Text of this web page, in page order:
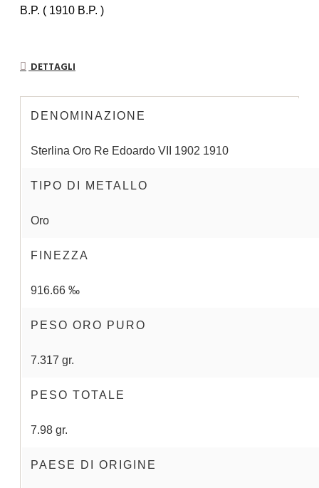
B.P. ( 1910 B.P. )
DETTAGLI
DENOMINAZIONE
Sterlina Oro Re Edoardo VII 1902 1910
TIPO DI METALLO
Oro
FINEZZA
916.66 ‰
PESO ORO PURO
7.317 gr.
PESO TOTALE
7.98 gr.
PAESE DI ORIGINE